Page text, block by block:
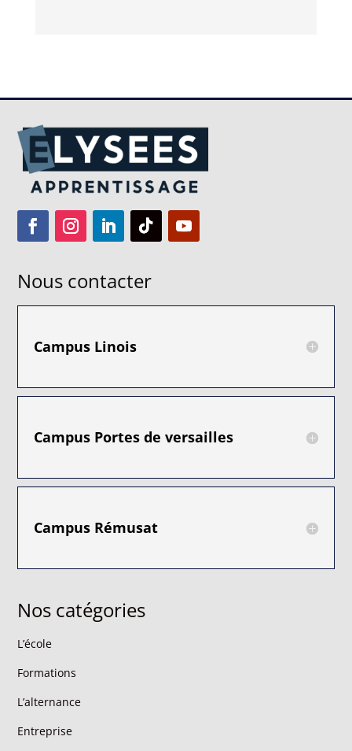
Nous contacter
Campus Linois
Campus Portes de versailles
Campus Rémusat
Nos catégories
L’école
Formations
L’alternance
Entreprise